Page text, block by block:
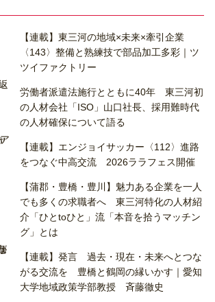
【連載】東三河の地域×未来×牽引企業
〈143〉整備と熟練技で部品加工多彩｜ツ
ツイファクトリー
労働者派遣法施行とともに40年 東三河初
の人材会社「ISO」山口社長、採用難時代
の人材確保について語る
【連載】エンジョイサッカー〈112〉進路
をつなぐ中高交流 2026ララフェス開催
【蒲郡・豊橋・豊川】魅力ある企業を一人
でも多くの求職者へ 東三河特化の人材紹
介「ひとtoひと」流「本音を拾うマッチン
グ」とは
【連載】発言 過去・現在・未来へとつな
がる交流を 豊橋と鶴岡の縁いかす｜愛知
大学地域政策学部教授 斉藤徹史